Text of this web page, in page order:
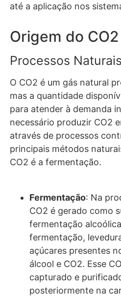
até a aplicação nos
Origem do CO2
Processos Naturais
O CO2 é um gás natural
mas a quantidade
para atender à demanda
necessário produzir CO2
através de processos
principais métodos
CO2 é a fermentação.
Fermentação: Na
CO2 é gerado como
fermentação
fermentação,
açúcares presentes
álcool e CO2. Esse
capturado e
posteriormente na